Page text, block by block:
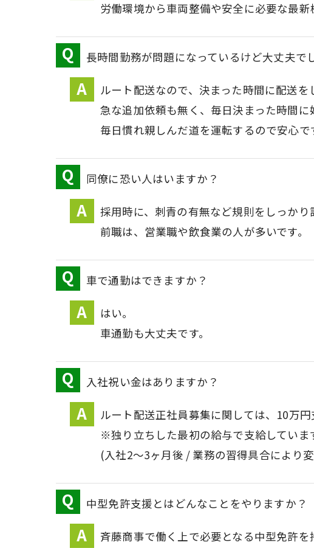
労働環境から車両整備や安全に必要な最
長時間勤務が問題になっているけど大丈夫で
ルート配送なので、決まった時間に配送を
急な追加依頼も無く、毎日決まった時間に
毎日慣れ親しんだ道を運転するので安心で
同僚に恐い人はいますか？
採用時に、刺青の有無など規則をしっかり
前職は、営業職や飲食業の人が多いです。
車で通勤はできますか？
はい。
車通勤も大丈夫です。
入社祝い金はありますか？
ルート配送正社員募集に関しては、10万円
※独り立ちした最初の給与で支給していま
(入社2～3ヶ月後 / 業務の習得具合により
中型免許支援とはどんなことをやりますか？
斉藤商事で働く上で必要となる中型免許